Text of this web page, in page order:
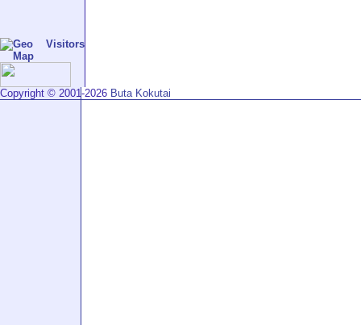
Copyright © 2001-2026 Buta Kokutai